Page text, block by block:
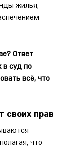
жилья,
Ответ
в суд по
всё, что
своих прав
что